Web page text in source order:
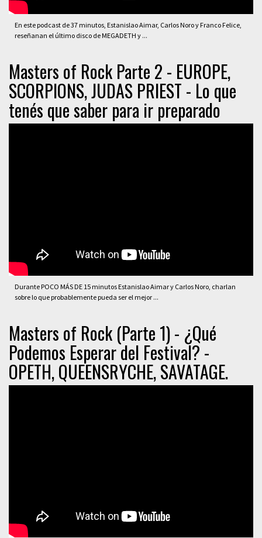
En este podcast de 37 minutos, Estanislao Aimar, Carlos Noro y Franco Felice,
reseñanan el último disco de MEGADETH y ...
Masters of Rock Parte 2 - EUROPE,
SCORPIONS, JUDAS PRIEST - Lo que
tenés que saber para ir preparado
Durante POCO MÁS DE 15 minutos Estanislao Aimar y Carlos Noro, charlan
sobre lo que probablemente pueda ser el mejor ...
Masters of Rock (Parte 1) - ¿Qué
Podemos Esperar del Festival? -
OPETH, QUEENSRYCHE, SAVATAGE.